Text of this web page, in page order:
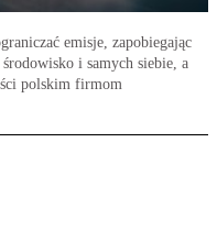
emisje, zapobiegając
i samych siebie, a
polskim firmom